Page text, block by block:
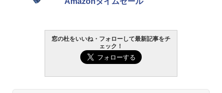
窓の杜をいいね・フォローして最新記事をチ
ェック！